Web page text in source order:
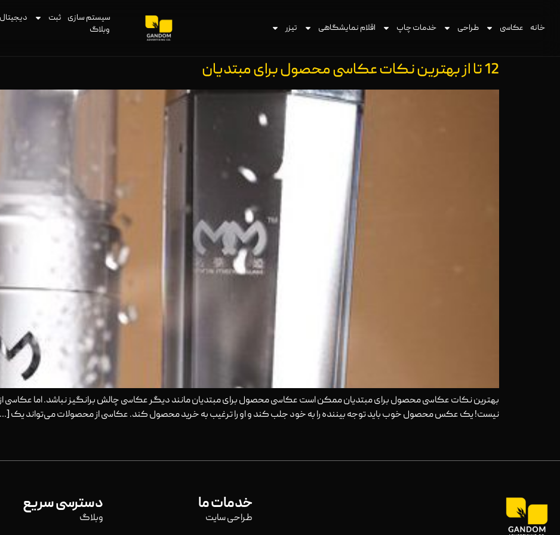
خانه عکاسی طراحی خدمات چاپ اقلام نمایشگاهی تیزر
سیستم سازی ثبت
وبلاگ
12 تا از بهترین نکات عکاسی محصول برای مبتدیان
بهترین نکات عکاسی محصول برای مبتدیان ممکن است عکاسی محصول برای مبتدیان مانند دیگر عکاسی چالش برانگیز نباشد. اما عکاسی
نیست! یک عکس محصول خوب باید توجه بیننده را به خود جلب کند و او را ترغیب به خرید محصول کند. عکاسی از محصولات می‌تواند یک
خدمات ما
طراحی سایت
دسترسی سریع
وبلاگ